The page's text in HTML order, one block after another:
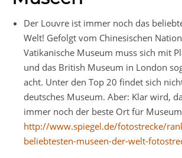
Der Louvre ist immer noch das
Welt! Gefolgt vom Chinesischen
Vatikanische Museum muss sich mit
und das British Museum in London
acht. Unter den Top 20 findet sich
deutsches Museum. Aber: Klar wird,
immer noch der beste Ort für
http://www.spiegel.de/fotostrecke/
beliebtesten-museen-der-welt-